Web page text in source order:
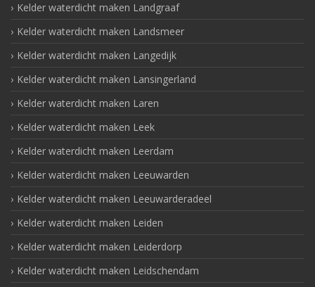
Kelder waterdicht maken Landgraaf
Kelder waterdicht maken Landsmeer
Kelder waterdicht maken Langedijk
Kelder waterdicht maken Lansingerland
Kelder waterdicht maken Laren
Kelder waterdicht maken Leek
Kelder waterdicht maken Leerdam
Kelder waterdicht maken Leeuwarden
Kelder waterdicht maken Leeuwarderadeel
Kelder waterdicht maken Leiden
Kelder waterdicht maken Leiderdorp
Kelder waterdicht maken Leidschendam